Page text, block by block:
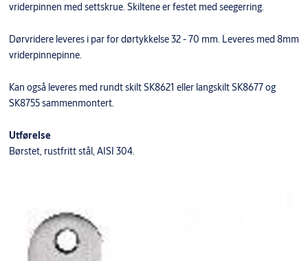
vriderpinnen med settskrue. Skiltene er festet med seegerring.
Dørvridere leveres i par for dørtykkelse 32 - 70 mm. Leveres med 8mm
vriderpinnepinne.
Kan også leveres med rundt skilt SK8621 eller langskilt SK8677 og
SK8755 sammenmontert.
Utførelse
Børstet, rustfritt stål, AISI 304.